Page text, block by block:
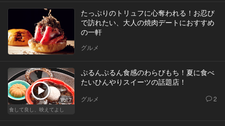
たっぷりのトリュフに心奪われる！お忍び
で訪れたい、大人の焼肉デートにおすすめ
の一軒
グルメ
Vol.7
食して良し、映えてよし
ぷるんぷるん食感のわらびもち！夏に食べ
たいひんやりスイーツの話題店！
グルメ 2